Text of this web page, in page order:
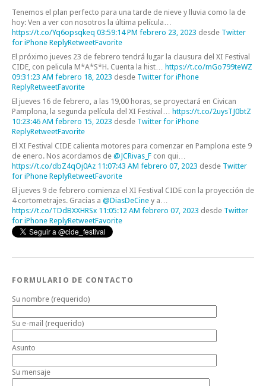
Tenemos el plan perfecto para una tarde de nieve y lluvia como la de
hoy: Ven a ver con nosotros la última película…
https://t.co/Yq6opsqkeq 03:59:14 PM febrero 23, 2023 desde Twitter
for iPhone ReplyRetweetFavorite
El próximo jueves 23 de febrero tendrá lugar la clausura del XI Festival
CIDE, con pelicula M*A*S*H. Cuenta la hist… https://t.co/mGo799teWZ
09:31:23 AM febrero 18, 2023 desde Twitter for iPhone
ReplyRetweetFavorite
El jueves 16 de febrero, a las 19,00 horas, se proyectará en Civican
Pamplona, la segunda película del XI Festival… https://t.co/2uysTJ0btZ
10:23:46 AM febrero 15, 2023 desde Twitter for iPhone
ReplyRetweetFavorite
El XI Festival CIDE calienta motores para comenzar en Pamplona este 9
de enero. Nos acordamos de @JCRivas_F con qui…
https://t.co/dbZ4qOj0Az 11:07:43 AM febrero 07, 2023 desde Twitter
for iPhone ReplyRetweetFavorite
El jueves 9 de febrero comienza el XI Festival CIDE con la proyección de
4 cortometrajes. Gracias a @DiasDeCine y a…
https://t.co/TDdBXXHRSx 11:05:12 AM febrero 07, 2023 desde Twitter
for iPhone ReplyRetweetFavorite
FORMULARIO DE CONTACTO
Su nombre (requerido)
Su e-mail (requerido)
Asunto
Su mensaje